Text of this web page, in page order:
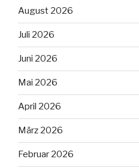
August 2026
Juli 2026
Juni 2026
Mai 2026
April 2026
März 2026
Februar 2026